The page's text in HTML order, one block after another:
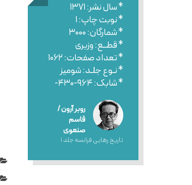
* سال نشر: ۱۳۷۱
* نوبت چاپ: ۱
* شمارگان: ۳۰۰۰
* قطــع: وزیری
* تعداد صفحات: ۱۰۶۲
* نـوع جلـد: شومیز
* شابک: ۹۶۴-۴۳۰-
روبر آرون /
قاسم
صنعوی
تاریخ رهایی فرانسه جلد ۱